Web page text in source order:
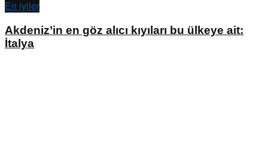
En iyiler
Akdeniz’in en göz alıcı kıyıları bu ülkeye ait:
İtalya